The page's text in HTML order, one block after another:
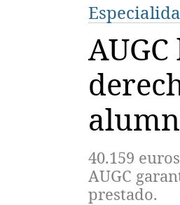
40.159
AUGC
prestado.